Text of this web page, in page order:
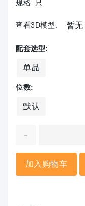
规格: 只
查看3D模型: 暂无
配套选型:
单品
位数:
默认
-
加入购物车